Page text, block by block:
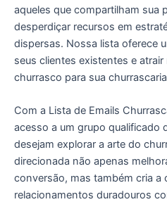
aqueles que compartilham sua
desperdiçar recursos em
dispersas. Nossa lista oferece
seus clientes existentes e
churrasco para sua
Com a Lista de Emails
acesso a um grupo qualificado
desejam explorar a arte do
direcionada não apenas
conversão, mas também cria
relacionamentos duradouros